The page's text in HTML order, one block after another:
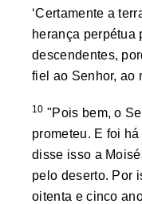
‘Certamente a
herança perpétua
descendentes,
fiel ao Senhor, ao
10 "Pois bem, o
prometeu. E foi
disse isso a
pelo deserto. Por
oitenta e cinco